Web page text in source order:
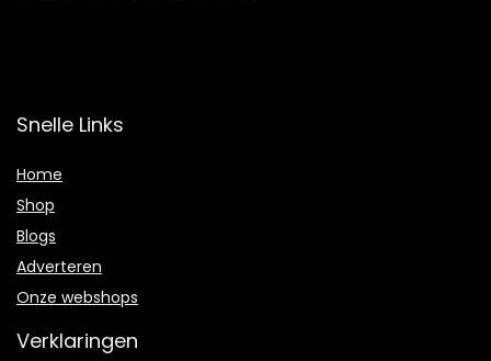
Snelle Links
Home
Shop
Blogs
Adverteren
Onze webshops
Verklaringen